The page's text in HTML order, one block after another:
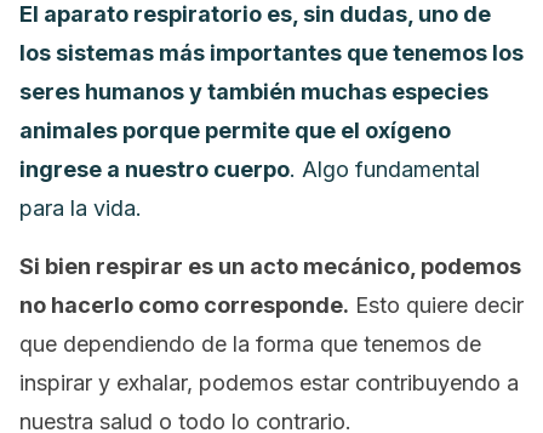
El aparato respiratorio es, sin dudas, uno de
los sistemas más importantes que tenemos los
seres humanos y también muchas especies
animales porque permite que el oxígeno
ingrese a nuestro cuerpo. Algo fundamental
para la vida.
Si bien respirar es un acto mecánico, podemos
no hacerlo como corresponde. Esto quiere decir
que dependiendo de la forma que tenemos de
inspirar y exhalar, podemos estar contribuyendo a
nuestra salud o todo lo contrario.